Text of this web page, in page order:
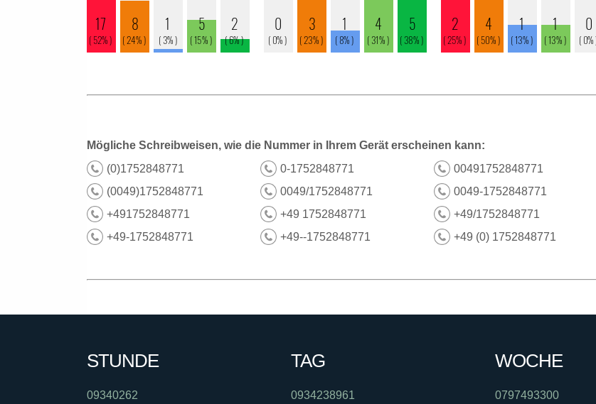
Mögliche Schreibweisen, wie die Nummer in Ihrem Gerät erscheinen kann:
(0)1752848771
0-1752848771
00491752848771
(0049)1752848771
0049/1752848771
0049-1752848771
+491752848771
+49 1752848771
+49/1752848771
+49-1752848771
+49--1752848771 +49 (0) 1752848771
STUNDE
09340262
TAG
0934238961
WOCHE
0797493300